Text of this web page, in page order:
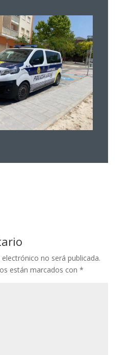
no será publicada.
están marcados con *